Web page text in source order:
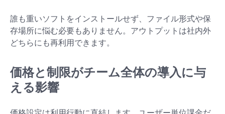
誰も重いソフトをインストールせず、ファイル形式や保
存場所に悩む必要もありません。アウトプットは社内外
どちらにも再利用できます。
価格と制限がチーム全体の導入に与
える影響